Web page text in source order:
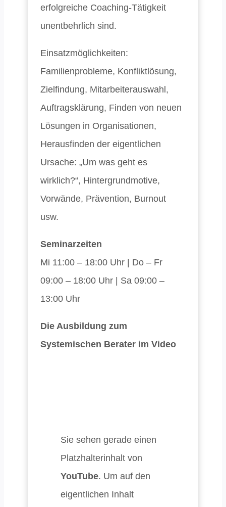
erfolgreiche Coaching-Tätigkeit
unentbehrlich sind.
Einsatzmöglichkeiten:
Familienprobleme, Konfliktlösung,
Zielfindung, Mitarbeiterauswahl,
Auftragsklärung, Finden von neuen
Lösungen in Organisationen,
Herausfinden der eigentlichen
Ursache: „Um was geht es
wirklich?“, Hintergrundmotive,
Vorwände, Prävention, Burnout
usw.
Seminarzeiten
Mi 11:00 – 18:00 Uhr | Do – Fr
09:00 – 18:00 Uhr | Sa 09:00 –
13:00 Uhr
Die Ausbildung zum
Systemischen Berater im Video
Sie sehen gerade einen
Platzhalterinhalt von
YouTube. Um auf den
eigentlichen Inhalt